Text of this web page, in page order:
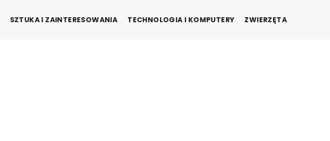
SZTUKA I ZAINTERESOWANIA TECHNOLOGIA I KOMPUTERY ZWIERZĘTA